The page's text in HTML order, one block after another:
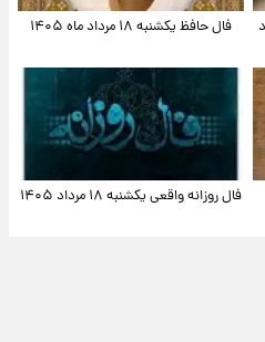
فال حافظ یکشنبه ۱۸ مرداد ماه ۱۴۰۵
فال روزانه واقعی یکشنبه ۱۸ مرداد ۱۴۰۵